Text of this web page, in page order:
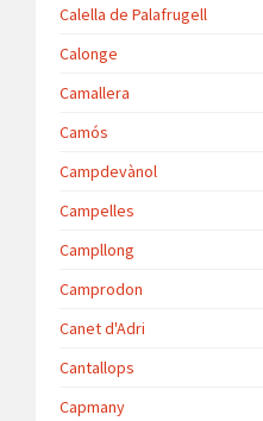
Calella de Palafrugell
Calonge
Camallera
Camós
Campdevànol
Campelles
Campllong
Camprodon
Canet d'Adri
Cantallops
Capmany